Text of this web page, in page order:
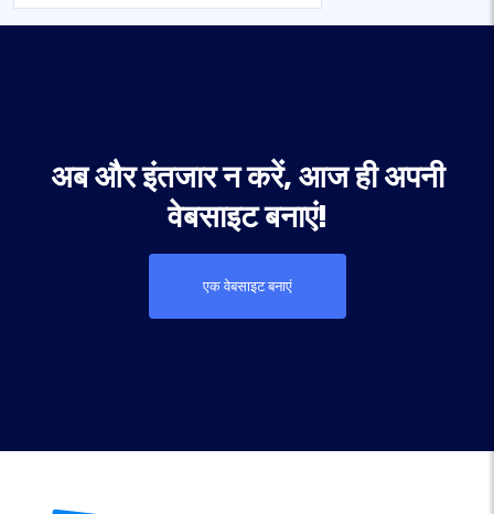
अब और इंतजार न करें, आज ही अपनी
वेबसाइट बनाएं!
एक वेबसाइट बनाएं